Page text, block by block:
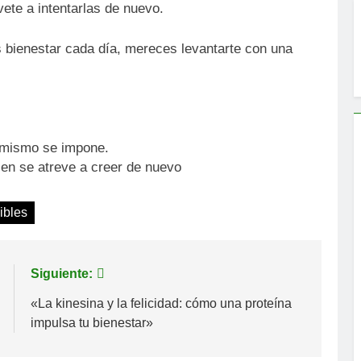
a intentarlas de nuevo.
bienestar cada día, mereces levantarte con una
se impone.
se atreve a creer de nuevo
Siguiente:
«La kinesina y la felicidad: cómo una proteína
impulsa tu bienestar»